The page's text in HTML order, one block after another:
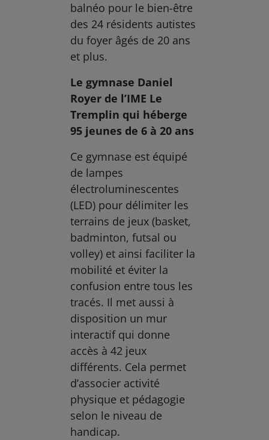
balnéo pour le bien-être
des 24 résidents autistes
du foyer âgés de 20 ans
et plus.
Le gymnase Daniel
Royer de l’IME Le
Tremplin qui héberge
95 jeunes de 6 à 20 ans
Ce gymnase est équipé
de lampes
électroluminescentes
(LED) pour délimiter les
terrains de jeux (basket,
badminton, futsal ou
volley) et ainsi faciliter la
mobilité et éviter la
confusion entre tous les
tracés. Il met aussi à
disposition un mur
interactif qui donne
accès à 42 jeux
différents. Cela permet
d’associer activité
physique et pédagogie
selon le niveau de
handicap.